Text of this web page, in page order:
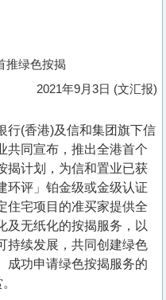
推绿色按揭
2021年9月3日 (文汇报)
行(香港)及信和集团旗下信
共同宣布，推出全港首个
揭计划，为信和置业已获
环评」铂金级或金级认证
住宅项目的准买家提供全
及无纸化的按揭服务，以
持续发展，共同创建绿色
成功申请绿色按揭服务的